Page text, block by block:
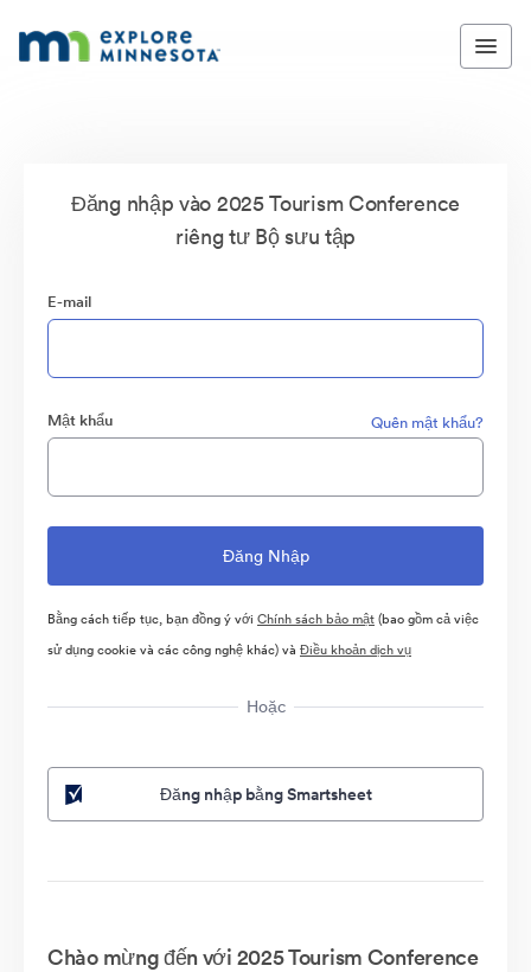
Đăng nhập vào 2025 Tourism Conference
riêng tư Bộ sưu tập
E-mail
Mật khẩu Quên mật khẩu?
Bằng cách tiếp tục, bạn đồng ý với Chính sách bảo mật(bao gồm cả việc
sử dụng cookie và các công nghệ khác) và Điều khoản dịch vụ
Hoặc
Đăng nhập bằng Smartsheet
Chào mừng đến với 2025 Tourism Conference